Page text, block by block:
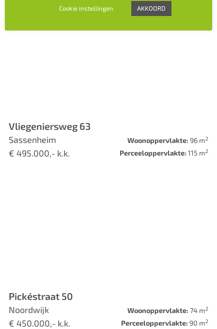
Vliegeniersweg 63
Sassenheim
€ 495.000,- k.k.
Woonoppervlakte: 96 m2
Perceeloppervlakte: 115 m2
Pickéstraat 50
Noordwijk
€ 450.000,- k.k.
Woonoppervlakte: 74 m2
Perceeloppervlakte: 90 m2
Cookie instellingen AKKOORD